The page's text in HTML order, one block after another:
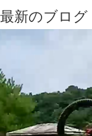
最新のブログ